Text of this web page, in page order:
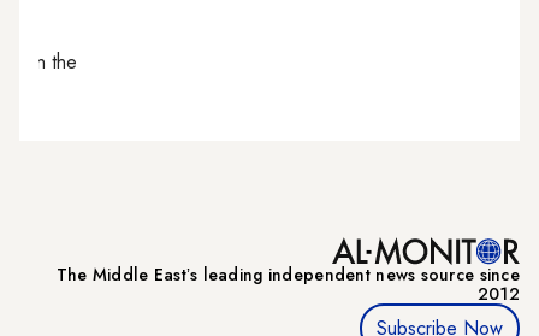
on the
The Middle Eastʼs leading independent news source since
2012
Subscribe Now